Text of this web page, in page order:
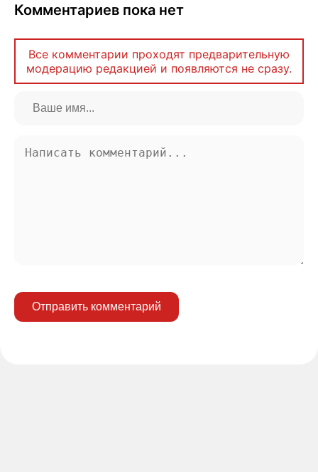
Комментариев пока нет
Все комментарии проходят предварительную
модерацию редакцией и появляются не сразу.
Отправить комментарий